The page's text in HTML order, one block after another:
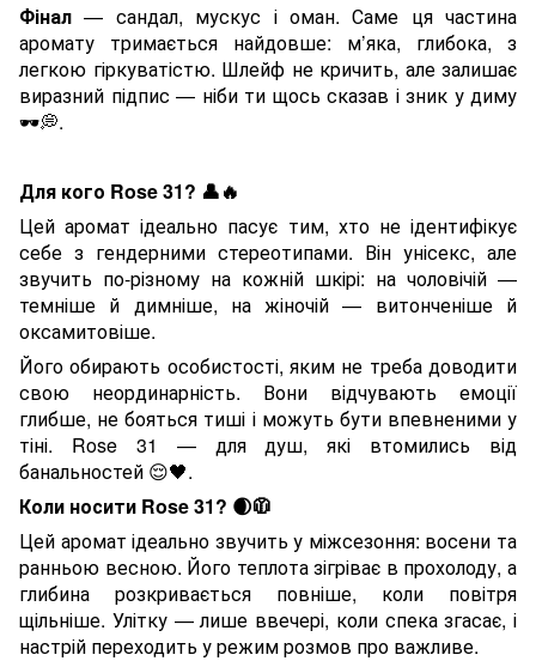
Фінал — сандал, мускус і оман. Саме ця частина
аромату тримається найдовше: м’яка, глибока, з
легкою гіркуватістю. Шлейф не кричить, але залишає
виразний підпис — ніби ти щось сказав і зник у диму
🕶💭.
Для кого Rose 31? 👤🔥
Цей аромат ідеально пасує тим, хто не ідентифікує
себе з гендерними стереотипами. Він унісекс, але
звучить по-різному на кожній шкірі: на чоловічій —
темніше й димніше, на жіночій — витонченіше й
оксамитовіше.
Його обирають особистості, яким не треба доводити
свою неординарність. Вони відчувають емоції
глибше, не бояться тиші і можуть бути впевненими у
тіні. Rose 31 — для душ, які втомились від
банальностей 😌🖤.
Коли носити Rose 31? 🌒🧥
Цей аромат ідеально звучить у міжсезоння: восени та
ранньою весною. Його теплота зігріває в прохолоду, а
глибина розкривається повніше, коли повітря
щільніше. Улітку — лише ввечері, коли спека згасає, і
настрій переходить у режим розмов про важливе.